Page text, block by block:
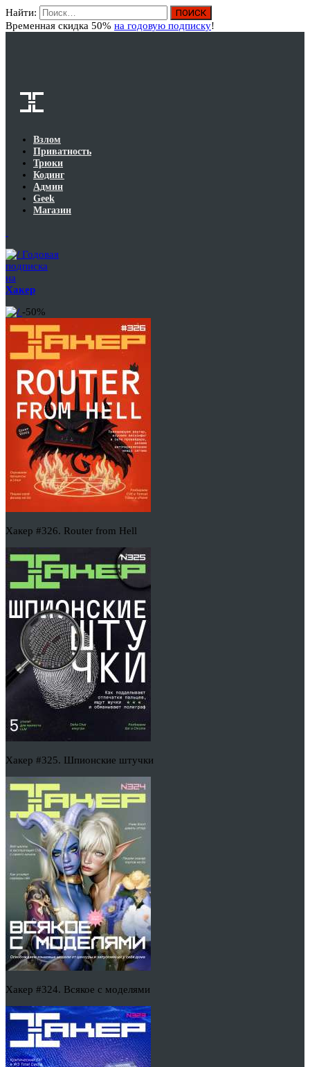
Найти:
Временная скидка 50% на годовую подписку!
Взлом
Приватность
Трюки
Кодинг
Админ
Geek
Магазин
Годовая
подписка
на
Хакер
-50%
Хакер #326. Router from Hell
Хакер #325. Шпионские штучки
Хакер #324. Всякое с моделями